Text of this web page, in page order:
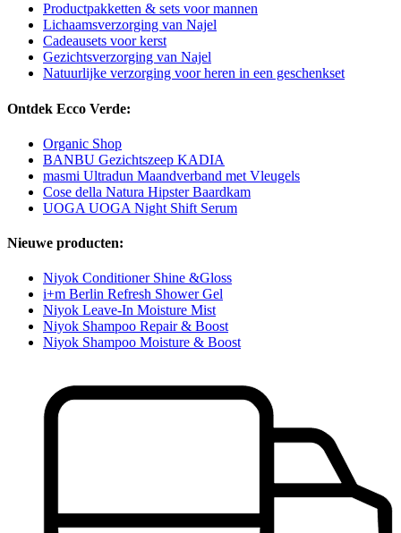
Productpakketten & sets voor mannen
Lichaamsverzorging van Najel
Cadeausets voor kerst
Gezichtsverzorging van Najel
Natuurlijke verzorging voor heren in een geschenkset
Ontdek Ecco Verde:
Organic Shop
BANBU Gezichtszeep KADIA
masmi Ultradun Maandverband met Vleugels
Cose della Natura Hipster Baardkam
UOGA UOGA Night Shift Serum
Nieuwe producten:
Niyok Conditioner Shine &Gloss
i+m Berlin Refresh Shower Gel
Niyok Leave-In Moisture Mist
Niyok Shampoo Repair & Boost
Niyok Shampoo Moisture & Boost